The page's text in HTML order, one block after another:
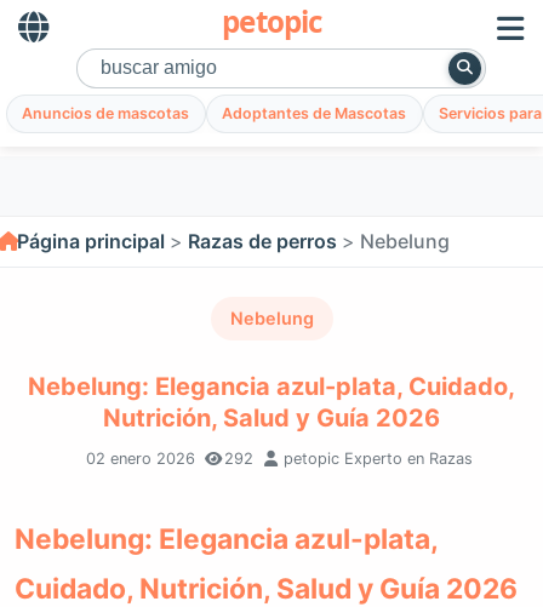
petopic
Anuncios de mascotas Adoptantes de Mascotas Servicios
Página principal Razas de perros Nebelung
Nebelung
Nebelung: Elegancia azul-plata, Cuidado,
Nutrición, Salud y Guía 2026
02 enero 2026 292 petopic Experto en Razas
Nebelung: Elegancia azul-plata,
Cuidado, Nutrición, Salud y Guía 2026